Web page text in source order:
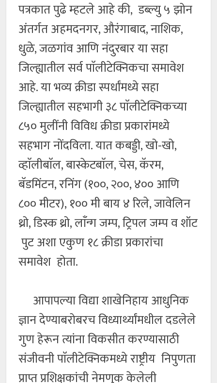
पत्रकात पुढे म्हटले आहे की, डब्ल्यु ५ झोन
अंतर्गत अहमदनगर, औरंगाबाद, नाशिक,
धुळे, जळगांव आणि नंदुरबार या सहा
जिल्ह्यातील सर्व पाॅलीटेक्निकचा समावेश
आहे. या भव्य क्रीडा स्पर्धांमध्ये सहा
जिल्ह्यातील सहभागी ३८ पाॅलीटेक्निकच्या
८५० मुलींनी विविध क्रीडा प्रकारांमध्ये
सहभाग नोंदविला. यात कबड्डी, खो-खो,
व्हाॅलीबाॅल, बास्केटबाॅल, चेस, कॅरम,
बॅडमिंटन, रनिंग (१००, २००, ४०० आणि
८०० मीटर), १०० मी बाय ४ रिले, जावेलिन
थ्रो, डिस्क थ्रो, लाॅंन्ग जम्प, ट्रिपल जम्प व शॉट
पुट अशा एकुण १८ क्रीडा प्रकारांचा
समावेश होता.
आपापल्या विद्या शाखेनिहाय आधुनिक
ज्ञान देण्याबरोबरच विध्यार्थ्यांमधील दडलेले
गुण हेरून त्यांना विकसीत करण्यासाठी
संजीवनी पाॅलीटेक्निकमध्ये राष्ट्रीय निपुणता
प्राप्त प्रशिक्षकांची नेमणुक केलेली